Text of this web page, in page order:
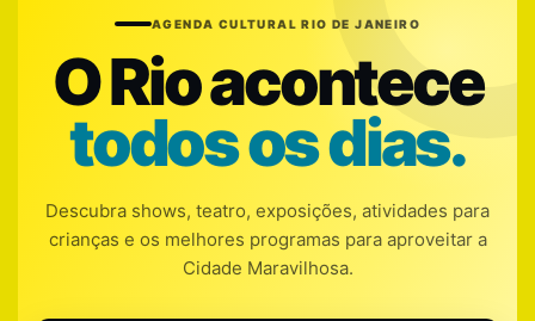
AGENDA CULTURAL RIO DE JANEIRO
O Rio acontece
todos os dias.
Descubra shows, teatro, exposições, atividades para
crianças e os melhores programas para aproveitar a
Cidade Maravilhosa.